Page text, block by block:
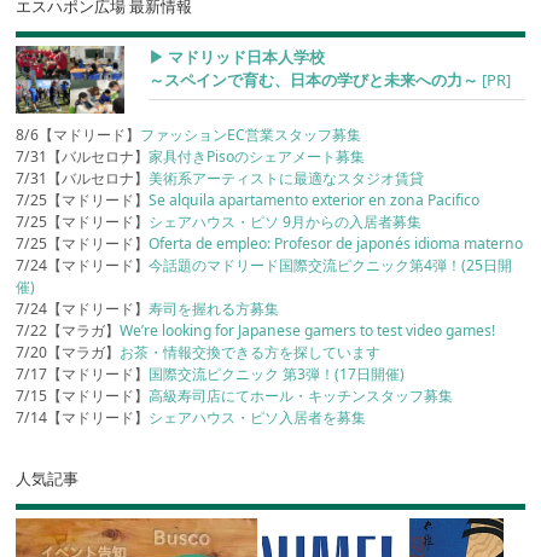
エスハポン広場 最新情報
▶︎ マドリッド日本人学校
～スペインで育む、日本の学びと未来への力～ [PR]
8/6【マドリード】 ファッションEC営業スタッフ募集
7/31【バルセロナ】家具付きPisoのシェアメート募集
7/31【バルセロナ】美術系アーティストに最適なスタジオ賃貸
7/25【マドリード】Se alquila apartamento exterior en zona Pacifico
7/25【マドリード】 シェアハウス・ピソ 9月からの入居者募集
7/25【マドリード】Oferta de empleo: Profesor de japonés idioma materno
7/24【マドリード】今話題のマドリード国際交流ピクニック第4弾！(25日開
催)
7/24【マドリード】寿司を握れる方募集
7/22【マラガ】We’re looking for Japanese gamers to test video games!
7/20【マラガ】 お茶・情報交換できる方を探しています
7/17【マドリード】 国際交流ピクニック 第3弾！(17日開催)
7/15【マドリード】高級寿司店にてホール・キッチンスタッフ募集
7/14【マドリード】 シェアハウス・ピソ入居者を募集
人気記事